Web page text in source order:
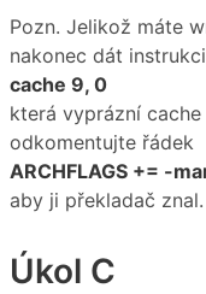
Pozn. Jelikož máte
nakonec dát instrukci
cache 9, 0
která vyprázní
odkomentujte řádek
ARCHFLAGS += -
aby ji překladač znal.
Úkol C